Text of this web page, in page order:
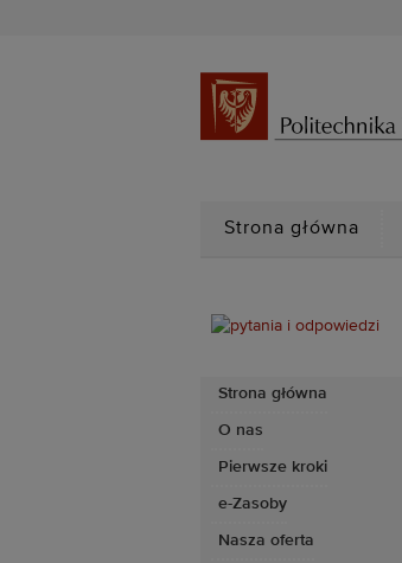
Strona główna
Strona główna
O nas
Pierwsze kroki
e-Zasoby
Nasza oferta